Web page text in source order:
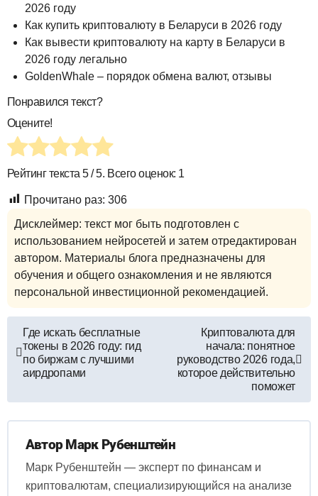
2026 году
Как купить криптовалюту в Беларуси в 2026 году
Как вывести криптовалюту на карту в Беларуси в
2026 году легально
GoldenWhale – порядок обмена валют, отзывы
Понравился текст?
Оцените!
Рейтинг текста5/ 5. Всего оценок: 1
Прочитано раз: 306
Дисклеймер: текст мог быть подготовлен с
использованием нейросетей и затем отредактирован
автором. Материалы блога предназначены для
обучения и общего ознакомления и не являются
персональной инвестиционной рекомендацией.
Навигация
по
записям
Где искать бесплатные
токены в 2026 году: гид
по биржам с лучшими
аирдропами
Криптовалюта для
начала: понятное
руководство 2026 года,
которое действительно
поможет
АвторМарк Рубенштейн
Марк Рубенштейн — эксперт по финансам и
криптовалютам, специализирующийся на анализе